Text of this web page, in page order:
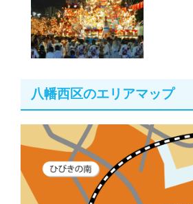
八幡西区のエリアマップ